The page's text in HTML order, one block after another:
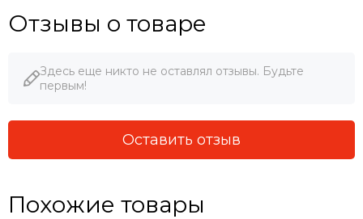
Отзывы о товаре
Здесь еще никто не оставлял отзывы. Будьте
первым!
Оставить отзыв
Похожие товары